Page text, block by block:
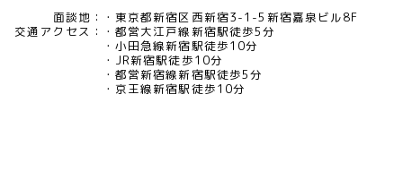
面談地：
東京都新宿区西新宿3-1-5新宿嘉泉ビル8F
交通アクセス：
都営大江戸線新宿駅徒歩5分
小田急線新宿駅徒歩10分
JR新宿駅徒歩10分
都営新宿線新宿駅徒歩5分
京王線新宿駅徒歩10分